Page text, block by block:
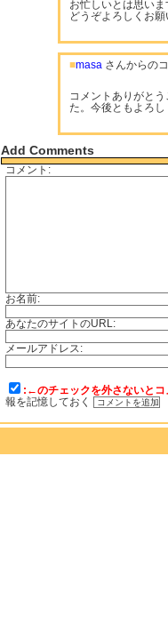
お忙しいとは思いま
どうぞよろしくお
■masa さんからの
コメントありがと
た。今後ともよろ
Add Comments
コメント:
お名前:
あなたのサイトのURL:
メールアドレス:
:←のチェックを外さないと
報を記憶しておく